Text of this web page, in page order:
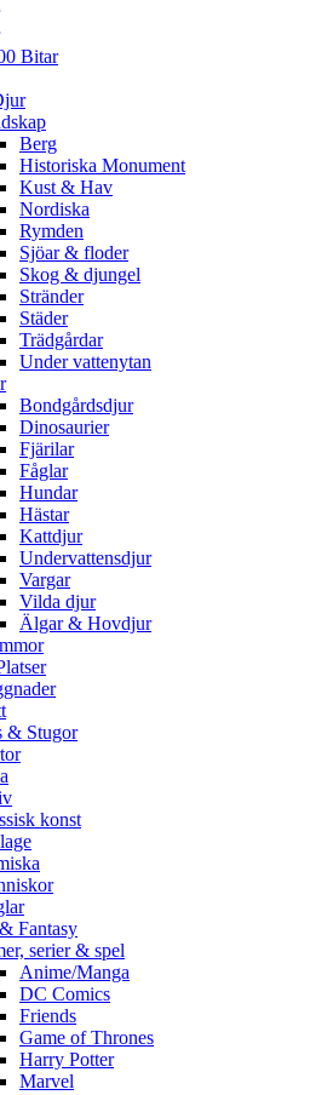
Bitar
Berg
Historiska Monument
Kust & Hav
Nordiska
Rymden
Sjöar & floder
Skog & djungel
Stränder
Städer
Trädgårdar
Under vattenytan
Bondgårdsdjur
Dinosaurier
Fjärilar
Fåglar
Hundar
Hästar
Kattdjur
Undervattensdjur
Vargar
Vilda djur
Älgar & Hovdjur
& Stugor
konst
Fantasy
serier & spel
Anime/Manga
DC Comics
Friends
Game of Thrones
Harry Potter
Marvel